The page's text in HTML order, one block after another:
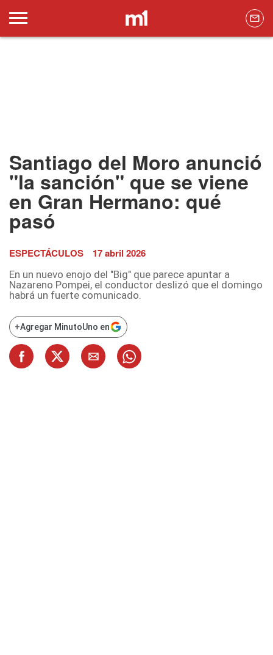
Santiago del Moro anunció
"la sanción" que se viene
en Gran Hermano: qué
pasó
ESPECTÁCULOS 17 abril 2026
En un nuevo enojo del "Big" que parece apuntar a
Nazareno Pompei, el conductor deslizó que el domingo
habrá un fuerte comunicado.
+Agregar MinutoUno en